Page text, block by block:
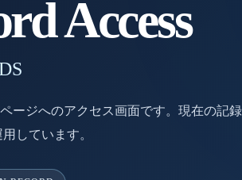
Access
ージへのアクセス画面です。現在の記
しています。